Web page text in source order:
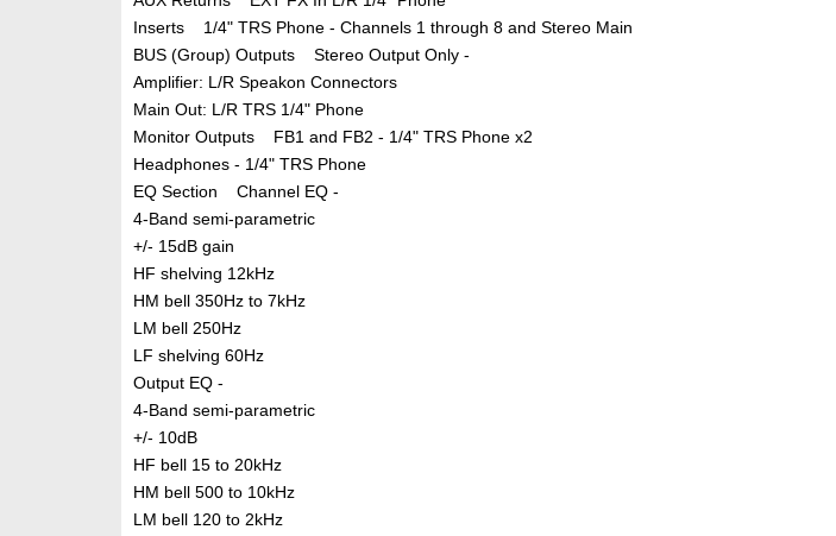
Inserts 1/4" TRS Phone - Channels 1 through 8 and Stereo Main
BUS (Group) Outputs Stereo Output Only -
Amplifier: L/R Speakon Connectors
Main Out: L/R TRS 1/4" Phone
Monitor Outputs FB1 and FB2 - 1/4" TRS Phone x2
Headphones - 1/4" TRS Phone
EQ Section Channel EQ -
4-Band semi-parametric
+/- 15dB gain
HF shelving 12kHz
HM bell 350Hz to 7kHz
LM bell 250Hz
LF shelving 60Hz
Output EQ -
4-Band semi-parametric
+/- 10dB
HF bell 15 to 20kHz
HM bell 500 to 10kHz
LM bell 120 to 2kHz